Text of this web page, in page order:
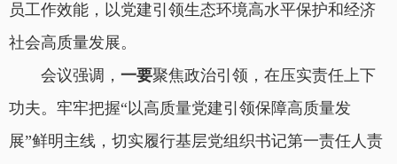
员工作效能，以党建引领生态环境高水平保护和经济
社会高质量发展。
会议强调， 一要聚焦政治引领，在压实责任上下
功夫。牢牢把握“以高质量党建引领保障高质量发
展”鲜明主线，切实履行基层党组织书记第一责任人责